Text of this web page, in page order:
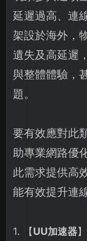
延遲過高、連
架設於海外，
遺失及高延遲
與整體體驗，
題。
要有效應對此
助專業網路優
此需求提供高
能有效提升連
1. 【UU加速器